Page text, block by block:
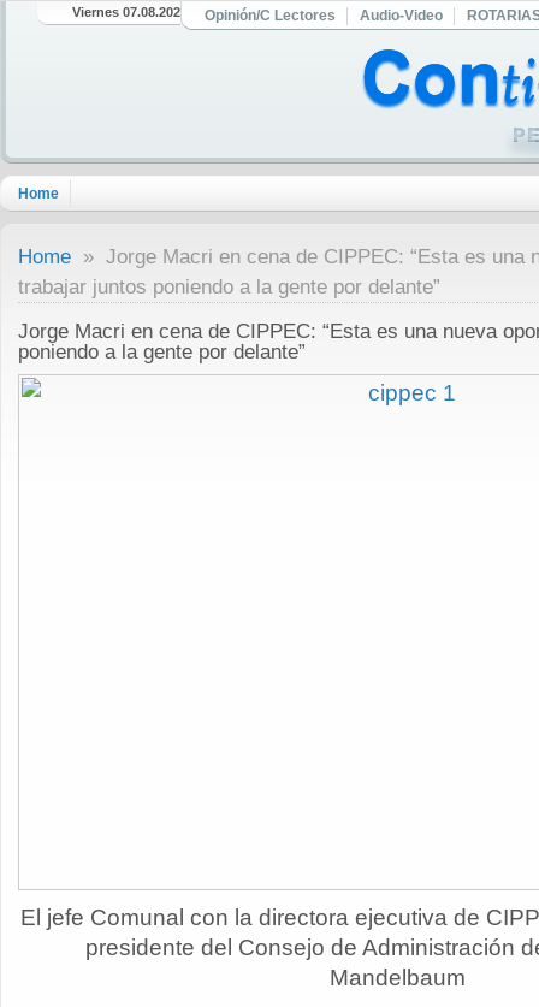
Viernes 07.08.2026 Opinión/C Lectores Audio-Video
Home
Home » Jorge Macri en cena de CIPPEC: “Esta es una
trabajar juntos poniendo a la gente por delante”
Jorge Macri en cena de CIPPEC: “Esta es una nueva
poniendo a la gente por delante”
El jefe Comunal con la directora ejecutiva de
presidente del Consejo de Administración
Mandelbaum